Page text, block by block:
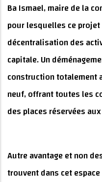
Ba Ismael, maire de la
pour lesquelles ce
décentralisation des
capitale. Un
construction totalement
neuf, offrant toutes les
des places réservées
Autre avantage et non
trouvent dans cet